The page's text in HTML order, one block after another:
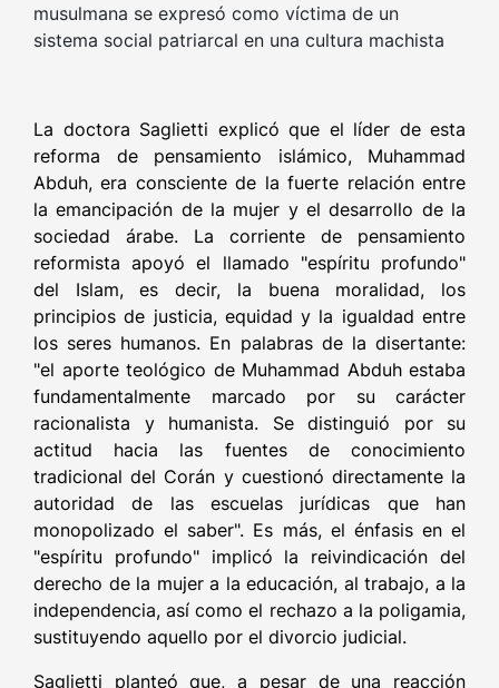
musulmana se expresó como víctima de un
sistema social patriarcal en una cultura machista
La doctora Saglietti explicó que el líder de esta
reforma de pensamiento islámico, Muhammad
Abduh, era consciente de la fuerte relación entre
la emancipación de la mujer y el desarrollo de la
sociedad árabe. La corriente de pensamiento
reformista apoyó el llamado "espíritu profundo"
del Islam, es decir, la buena moralidad, los
principios de justicia, equidad y la igualdad entre
los seres humanos. En palabras de la disertante:
"el aporte teológico de Muhammad Abduh estaba
fundamentalmente marcado por su carácter
racionalista y humanista. Se distinguió por su
actitud hacia las fuentes de conocimiento
tradicional del Corán y cuestionó directamente la
autoridad de las escuelas jurídicas que han
monopolizado el saber". Es más, el énfasis en el
"espíritu profundo" implicó la reivindicación del
derecho de la mujer a la educación, al trabajo, a la
independencia, así como el rechazo a la poligamia,
sustituyendo aquello por el divorcio judicial.
Saglietti planteó que, a pesar de una reacción